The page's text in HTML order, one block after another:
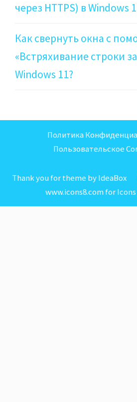
через HTTPS) в Windows
Как свернуть окна с
«Встряхивание строки
Windows 11?
Политика
Пользовательское
Thank you for theme by IdeaBox
www.icons8.com for Icons